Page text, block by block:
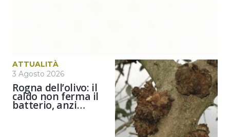
ATTUALITÀ
3 Agosto 2026
Rogna dell’olivo: il
caldo non ferma il
batterio, anzi…